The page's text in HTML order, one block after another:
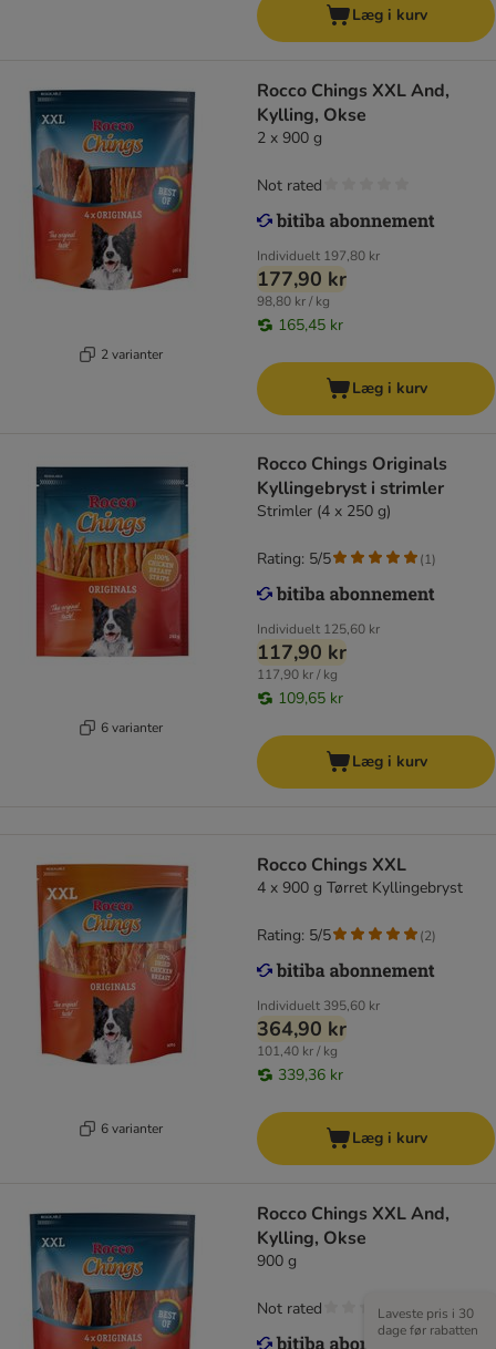
Læg i kurv
2 varianter
Rocco Chings XXL And,
Kylling, Okse
2 x 900 g
Individuelt 197,80 kr
177,90 kr
98,80 kr / kg
165,45 kr
Not rated
Læg i kurv
6 varianter
Rocco Chings Originals
Kyllingebryst i strimler
Strimler (4 x 250 g)
Individuelt 125,60 kr
117,90 kr
117,90 kr / kg
109,65 kr
Rating: 5/5 (1)
Læg i kurv
6 varianter
Rocco Chings XXL
4 x 900 g Tørret Kyllingebryst
Individuelt 395,60 kr
364,90 kr
101,40 kr / kg
339,36 kr
Rating: 5/5 (2)
Læg i kurv
Rocco Chings XXL And,
Kylling, Okse
900 g
Laveste pris i 30
dage før rabatten
Not rated